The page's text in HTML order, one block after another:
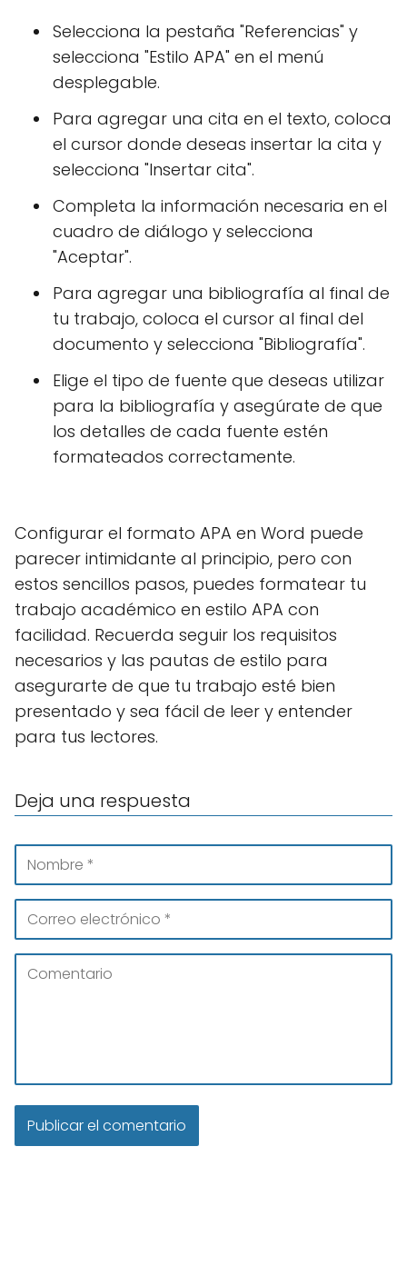
Selecciona la pestaña "Referencias" y
selecciona "Estilo APA" en el menú
desplegable.
Para agregar una cita en el texto, coloca
el cursor donde deseas insertar la cita y
selecciona "Insertar cita".
Completa la información necesaria en el
cuadro de diálogo y selecciona
"Aceptar".
Para agregar una bibliografía al final de
tu trabajo, coloca el cursor al final del
documento y selecciona "Bibliografía".
Elige el tipo de fuente que deseas utilizar
para la bibliografía y asegúrate de que
los detalles de cada fuente estén
formateados correctamente.
Configurar el formato APA en Word puede
parecer intimidante al principio, pero con
estos sencillos pasos, puedes formatear tu
trabajo académico en estilo APA con
facilidad. Recuerda seguir los requisitos
necesarios y las pautas de estilo para
asegurarte de que tu trabajo esté bien
presentado y sea fácil de leer y entender
para tus lectores.
Deja una respuesta